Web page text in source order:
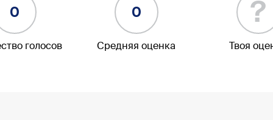
0
голосов
0
Средняя оценка
?
Твоя